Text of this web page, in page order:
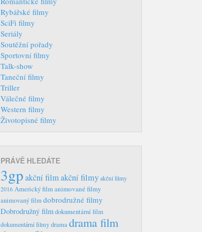
Rybářské filmy
SciFi filmy
Seriály
Soutěžní pořady
Sportovní filmy
Talk-show
Taneční filmy
Triller
Válečné filmy
Western filmy
Životopisné filmy
PRÁVĚ HLEDÁTE
3gpakční filmakční filmy akční filmy
2016 Americký filmanimované filmy
animovaný filmdobrodružné filmy
Dobrodružný filmdokumentární film
dokumentární filmydramadrama film